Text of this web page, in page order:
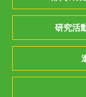
研究活